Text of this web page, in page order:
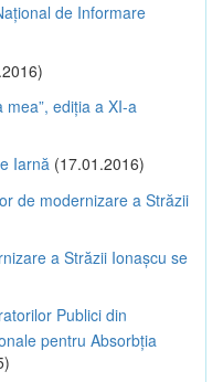
de Informare
mea”, ediția a XI-a
Iarnă (17.01.2016)
de modernizare a Străzii
a Străzii Ionașcu se
Publici din
pentru Absorbția